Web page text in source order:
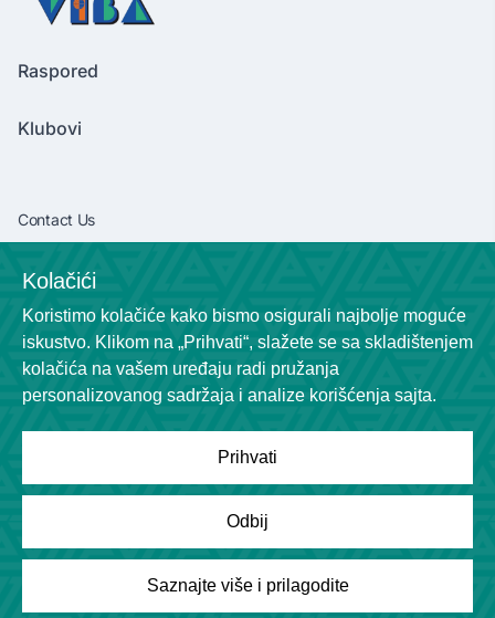
Raspored
Klubovi
Contact Us
+381638292540
Socials
Powered by
League Engine
Tražite rešenje za svoju ligu?
Copyright © League Engine
Kolačići
Koristimo kolačiće kako bismo osigurali najbolje moguće
iskustvo. Klikom na „Prihvati“, slažete se sa skladištenjem
kolačića na vašem uređaju radi pružanja
personalizovanog sadržaja i analize korišćenja sajta.
Prihvati
Odbij
Saznajte više i prilagodite